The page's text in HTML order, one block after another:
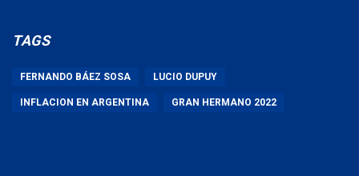
TAGS
FERNANDO BÁEZ SOSA LUCIO DUPUY
INFLACION EN ARGENTINA GRAN HERMANO 2022